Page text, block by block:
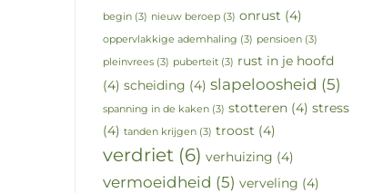
begin(3) nieuw beroep(3) onrust (4)
oppervlakkige ademhaling (3) pensioen(3)
pleinvrees(3) puberteit(3) rust in je hoofd
(4) scheiding (4) slapeloosheid (5)
spanning in de kaken(3) stotteren(4) stress
(4) tanden krijgen(3) troost (4)
verdriet(6) verhuizing (4)
vermoeidheid (5) verveling (4)